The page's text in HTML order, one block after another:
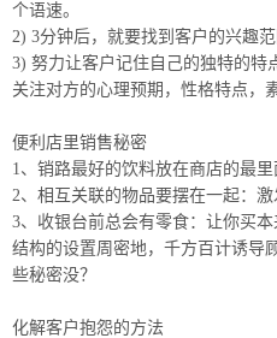
个语速。
2) 3分钟后，就要找到客户的兴趣
3) 努力让客户记住自己的独特的特
关注对方的心理预期，性格特点，
便利店里销售秘密
1、销路最好的饮料放在商店的最里
2、相互关联的物品要摆在一起：激
3、收银台前总会有零食：让你买
结构的设置周密地，千方百计诱导
些秘密没？
化解客户抱怨的方法